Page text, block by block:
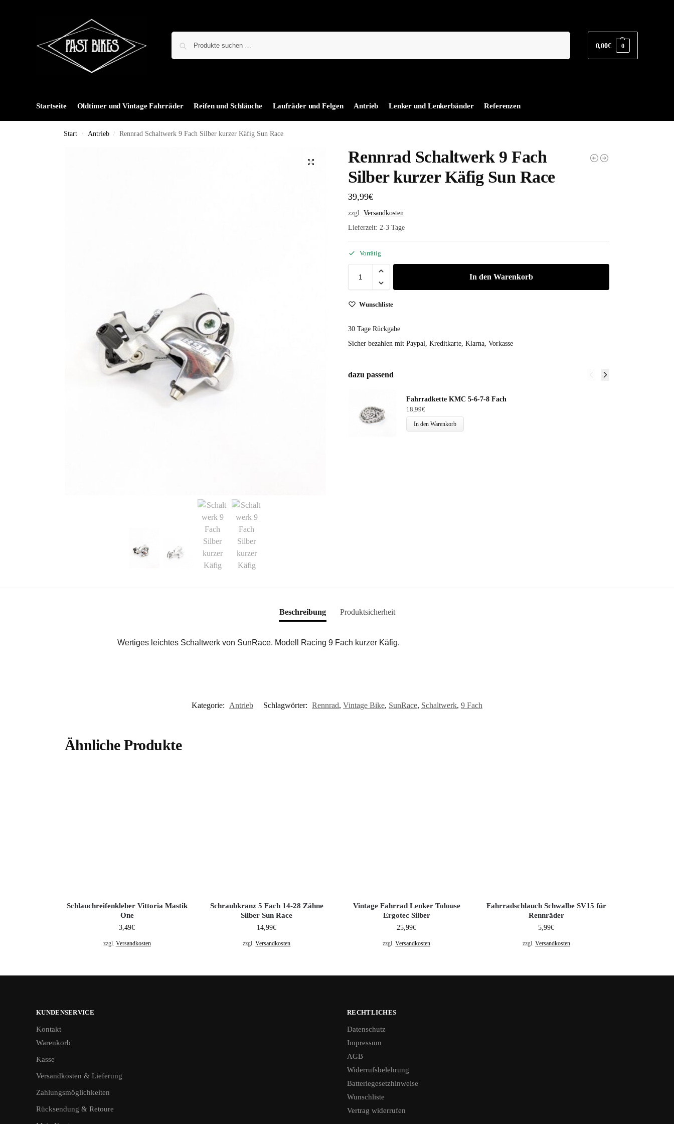
0,00€ 0
Startseite Oldtimer und Vintage Fahrräder Reifen und Schläuche Laufräder und Felgen Antrieb Lenker und Lenkerbänder Referenzen
Start / Antrieb / Rennrad Schaltwerk 9 Fach Silber kurzer Käfig Sun Race
Rennrad Schaltwerk 9 Fach
Silber kurzer Käfig Sun Race
39,99€
zzgl. Versandkosten
Lieferzeit: 2-3 Tage
Vorrätig
In den Warenkorb
Wunschliste
30 Tage Rückgabe
Sicher bezahlen mit Paypal, Kreditkarte, Klarna, Vorkasse
dazu passend
Fahrradkette KMC 5-6-7-8 Fach
18,99€
In den Warenkorb
Beschreibung Produktsicherheit
Wertiges leichtes Schaltwerk von SunRace. Modell Racing 9 Fach kurzer Käfig.
Kategorie: Antrieb Schlagwörter: Rennrad, Vintage Bike, SunRace, Schaltwerk, 9 Fach
Ähnliche Produkte
Schlauchreifenkleber Vittoria Mastik
One
3,49€
zzgl. Versandkosten
Schraubkranz 5 Fach 14-28 Zähne
Silber Sun Race
14,99€
zzgl.Versandkosten
Vintage Fahrrad Lenker Tolouse
Ergotec Silber
25,99€
zzgl.Versandkosten
Fahrradschlauch Schwalbe SV15 für
Rennräder
5,99€
zzgl. Versandkosten
KUNDENSERVICE
Kontakt
Warenkorb
Kasse
Versandkosten & Lieferung
Zahlungsmöglichkeiten
Rücksendung & Retoure
RECHTLICHES
Datenschutz
Impressum
AGB
Widerrufsbelehrung
Batteriegesetzhinweise
Wunschliste
Vertrag widerrufen